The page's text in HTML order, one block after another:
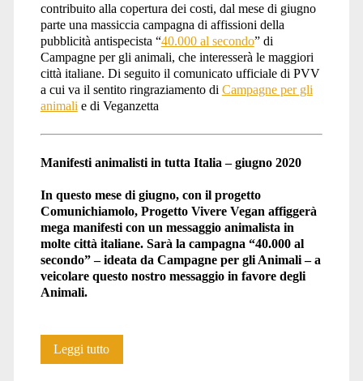
contribuito alla copertura dei costi, dal mese di giugno
parte una massiccia campagna di affissioni della
pubblicità antispecista “40.000 al secondo” di
Campagne per gli animali, che interesserà le maggiori
città italiane. Di seguito il comunicato ufficiale di PVV
a cui va il sentito ringraziamento di Campagne per gli
animali e di Veganzetta
Manifesti animalisti in tutta Italia – giugno 2020
In questo mese di giugno, con il progetto
Comunichiamolo, Progetto Vivere Vegan affiggerà
mega manifesti con un messaggio animalista in
molte città italiane. Sarà la campagna “40.000 al
secondo” – ideata da Campagne per gli Animali – a
veicolare questo nostro messaggio in favore degli
Animali.
Leggi tuttoLa